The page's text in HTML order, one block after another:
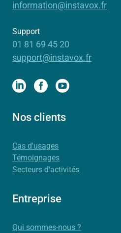
information@instavox.fr
Support
01 81 69 45 20
support@instavox.fr
Nos clients
Cas d'usages
Témoignages
Secteurs d'activités
Entreprise
Qui sommes-nous ?